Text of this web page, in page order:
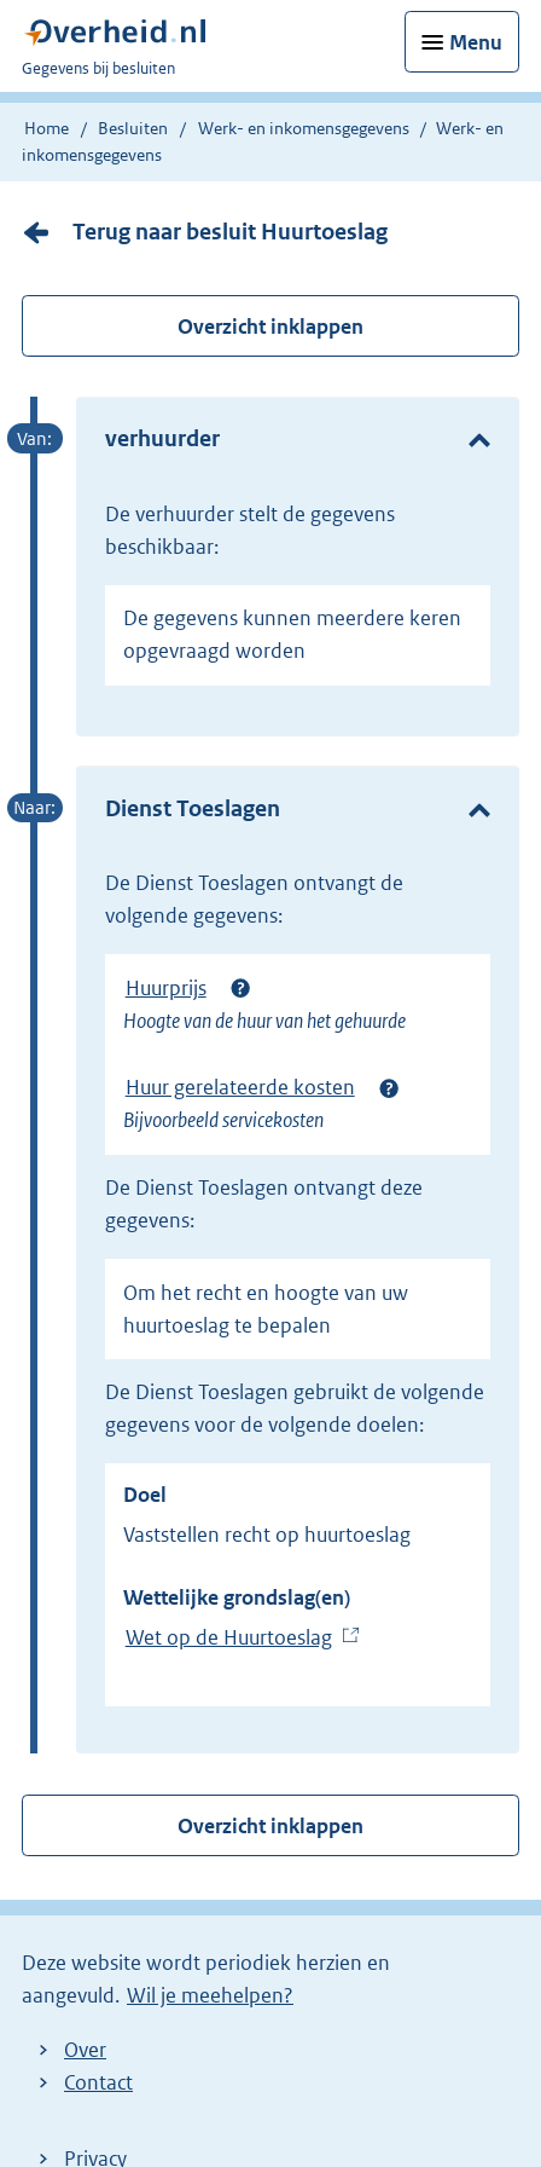
Menu
U
bent
nu
hier:
Gegevens bij besluiten
Home Besluiten Werk- en inkomensgegevens
Werk- en
inkomensgegevens
Terug naar besluit Huurtoeslag
Overzicht inklappen
verhuurder
de verhuurder stelt de gegevens
beschikbaar:
De gegevens kunnen meerdere keren
opgevraagd worden
Dienst Toeslagen
de Dienst Toeslagen ontvangt de
volgende gegevens:
Huurprijs
Hoogte van de huur van het gehuurde
Huur gerelateerde kosten
Bijvoorbeeld servicekosten
de Dienst Toeslagen ontvangt deze
gegevens:
Om het recht en hoogte van uw
huurtoeslag te bepalen
de Dienst Toeslagen gebruikt de volgende
gegevens voor de volgende doelen:
Doel
Vaststellen recht op huurtoeslag
Wettelijke grondslag(en)
Wet op de Huurtoeslag(
x
r
n
l
n
Overzicht inklappen
Deze website wordt periodiek herzien en
aangevuld. Wil je meehelpen?
Over
Contact
Privacy